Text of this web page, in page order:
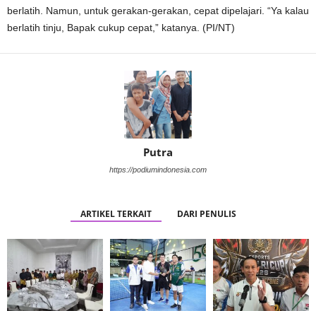
berlatih. Namun, untuk gerakan-gerakan, cepat dipelajari. “Ya kalau
berlatih tinju, Bapak cukup cepat,” katanya. (PI/NT)
Putra
https://podiumindonesia.com
ARTIKEL TERKAIT DARI PENULIS